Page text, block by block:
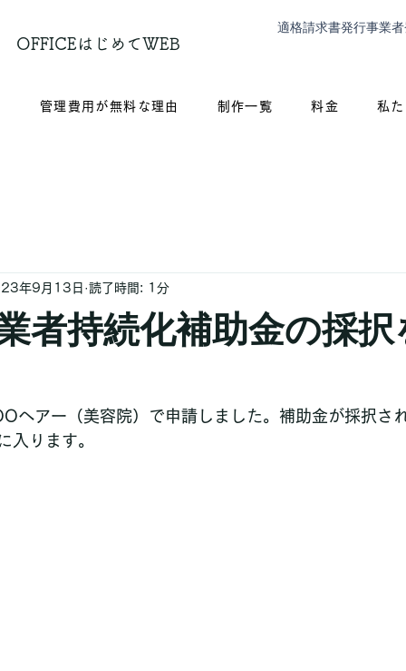
OFFICEはじめてWEB
適格請求書発行事業
管理費用が無料な理由 制作一覧 料金 私
者持続化補助金の採択
年9月13日 読了時間: 1分
ヘアー（美容院）で申請しました。補助金が採択さ
入ります。